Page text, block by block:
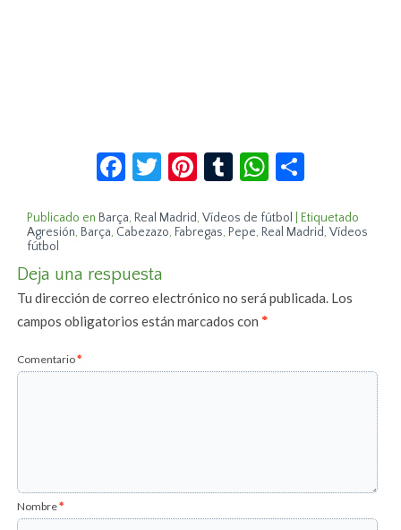
Facebook
Twitter
Pinterest
TumblrWhatsApp
Publicado en Barça, Real Madrid,Vídeos de fútbol
Etiquetado
Agresión, Barça, Cabezazo, Fabregas, Pepe, Real Madrid,Vídeos
fútbol
Deja una respuesta
Tu dirección de correo electrónico no será publicada. Los
campos obligatorios están marcados con*
Comentario*
Nombre*